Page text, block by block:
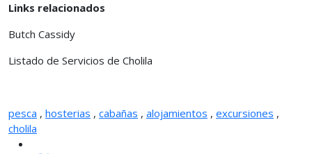
Links relacionados
Butch Cassidy
Listado de Servicios de Cholila
pesca , hosterias , cabañas , alojamientos , excursiones ,
cholila